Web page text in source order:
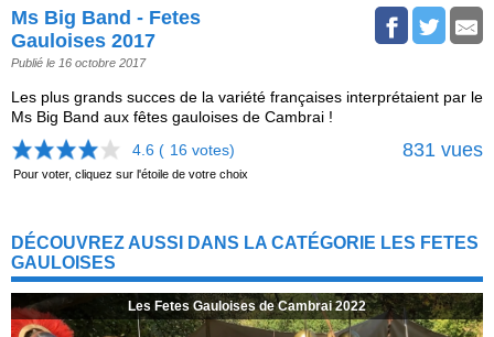
Ms Big Band - Fetes
Gauloises 2017
Publié le 16 octobre 2017
Les plus grands succes de la variété françaises interprétaient par le
Ms Big Band aux fêtes gauloises de Cambrai !
4.6 ( 16 votes) 831 vues
Pour voter, cliquez sur l'étoile de votre choix
DÉCOUVREZ AUSSI DANS LA CATÉGORIE LES FETES
GAULOISES
Les Fetes Gauloises de Cambrai 2022